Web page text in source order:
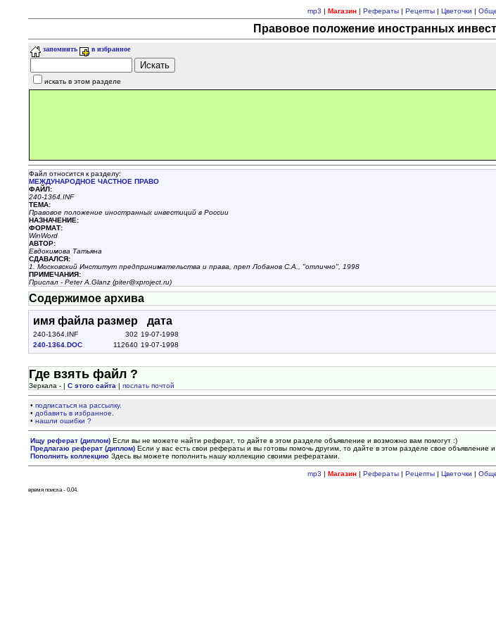
mp3 | Магазин| Рефераты| Рецепты| Цветочки |
Правовое положение иностранных
запомнить в избранное
искать в этом разделе
Файл относится к разделу:
МЕЖДУНАРОДНОЕ ЧАСТНОЕ ПРАВО
ФАЙЛ:
240-1364.INF
ТЕМА:
Правовое положение иностранных инвестиций в России
НАЗHАЧЕHИЕ:
ФОРМАТ:
WinWord
АВТОР:
Евдокимова Татьяна
СДАВАЛСЯ:
1. Московский Институт предпринимательства и права, преп Лобанов С.А., "отлично", 1998
ПРИМЕЧАНИЯ:
Прислал - Peter A.Glanz (piter@xproject.ru)
Содержимое архива
имя файла размер дата
240-1364.INF 302 19-07-1998
240-1364.DOC
112640 19-07-1998
Где взять файл ?
Зеркала - |С этого сайта |послать почтой
•подписаться на рассылку.
• добавить в избранное.
•нашли ошибки ?
Ищу реферат (диплом) Если вы не можете найти реферат, то дайте в этом разделе объявление и возможно вам помогут :)
Предлагаю реферат (диплом) Если у вас есть свои рефераты и вы готовы помочь другим, то дайте в этом разделе свое объявление
Пополнить коллекцию Здесь вы можете пополнить нашу коллекцию своими рефератами.
mp3 | Магазин| Рефераты| Рецепты| Цветочки |
время поиска - 0.04.